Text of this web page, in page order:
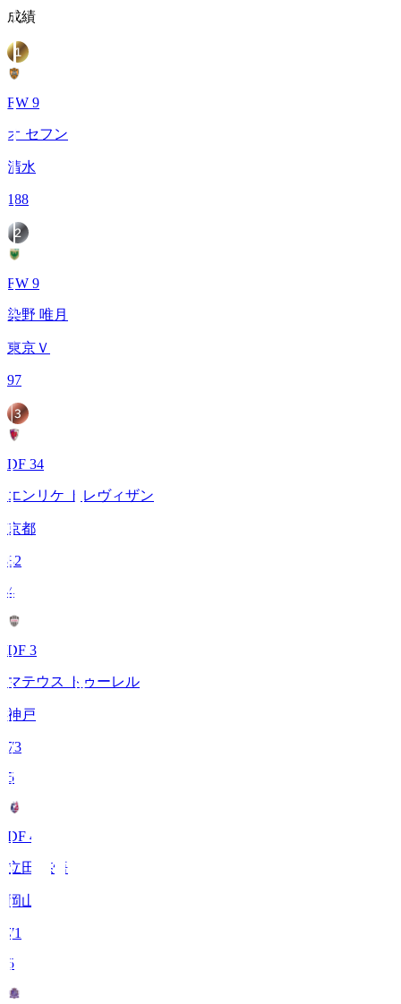
成績
FW 9
オ セフン
清水
188
FW 9
染野 唯月
東京Ｖ
97
DF 34
エンリケ トレヴィザン
京都
82
4
DF 3
マテウス トゥーレル
神戸
73
5
DF 48
立田 悠悟
岡山
71
5